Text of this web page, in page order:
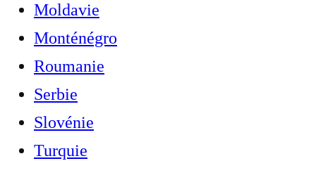
Moldavie
Monténégro
Roumanie
Serbie
Slovénie
Turquie